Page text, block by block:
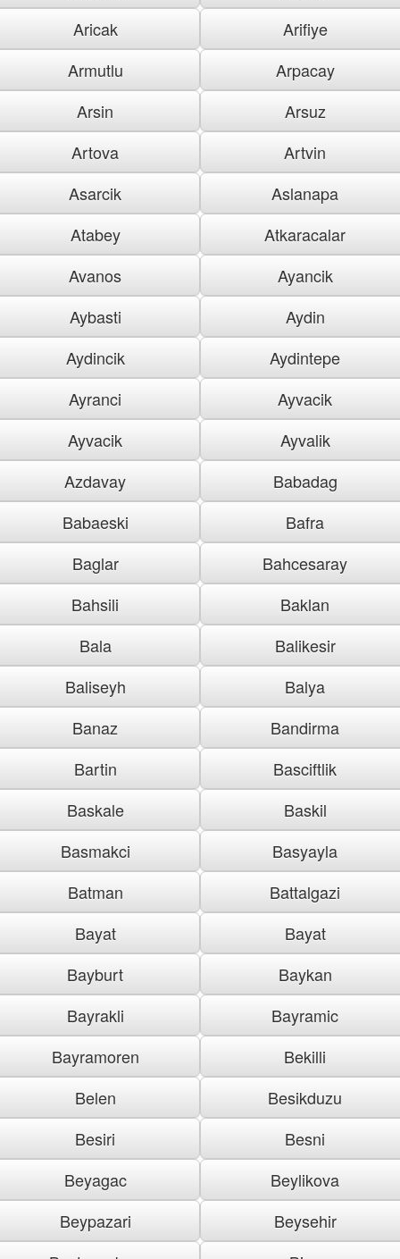
Aricak
Arifiye
Armutlu
Arpacay
Arsin
Arsuz
Artova
Artvin
Asarcik
Aslanapa
Atabey
Atkaracalar
Avanos
Ayancik
Aybasti
Aydin
Aydincik
Aydintepe
Ayranci
Ayvacik
Ayvacik
Ayvalik
Azdavay
Babadag
Babaeski
Bafra
Baglar
Bahcesaray
Bahsili
Baklan
Bala
Balikesir
Baliseyh
Balya
Banaz
Bandirma
Bartin
Basciftlik
Baskale
Baskil
Basmakci
Basyayla
Batman
Battalgazi
Bayat
Bayat
Bayburt
Baykan
Bayrakli
Bayramic
Bayramoren
Bekilli
Belen
Besikduzu
Besiri
Besni
Beyagac
Beylikova
Beypazari
Beysehir